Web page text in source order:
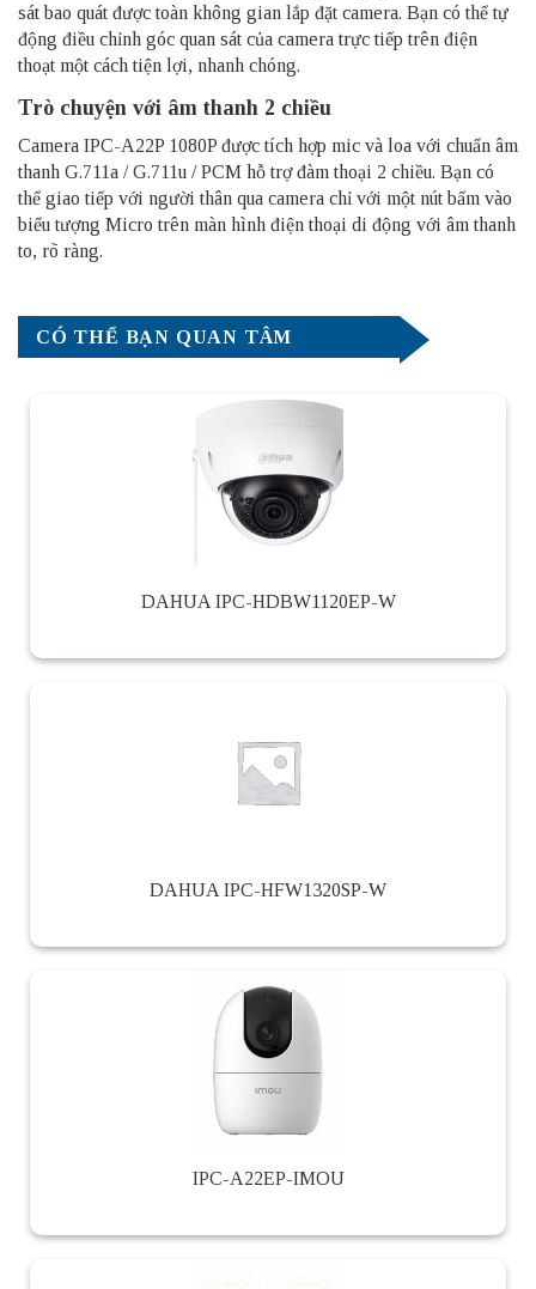
sát bao quát được toàn không gian lắp đặt camera. Bạn có thể tự
động điều chỉnh góc quan sát của camera trực tiếp trên điện
thoạt một cách tiện lợi, nhanh chóng.
Trò chuyện với âm thanh 2 chiều
Camera IPC-A22P 1080P được tích hợp mic và loa với chuẩn âm
thanh G.711a / G.711u / PCM hỗ trợ đàm thoại 2 chiều. Bạn có
thể giao tiếp với người thân qua camera chỉ với một nút bấm vào
biểu tượng Micro trên màn hình điện thoại di động với âm thanh
to, rõ ràng.
CÓ THỂ BẠN QUAN TÂM
DAHUA IPC-HDBW1120EP-W
DAHUA IPC-HFW1320SP-W
IPC-A22EP-IMOU